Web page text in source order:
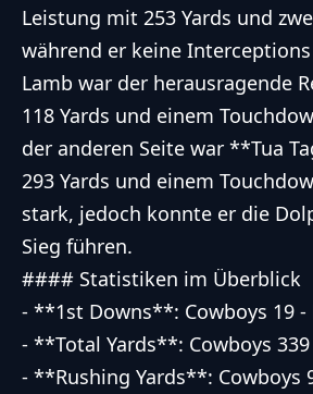
Leistung mit 253 Yards und
während er keine Interceptions
Lamb war der herausragende
118 Yards und einem
der anderen Seite war **Tua
293 Yards und einem
stark, jedoch konnte er die
Sieg führen.
#### Statistiken im Überblick
- **1st Downs**: Cowboys 19 -
- **Total Yards**: Cowboys
- **Rushing Yards**: Cowboys